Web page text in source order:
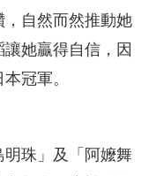
自然而然推動她
她贏得自信，因
冠軍。
珠」及「阿嬤舞